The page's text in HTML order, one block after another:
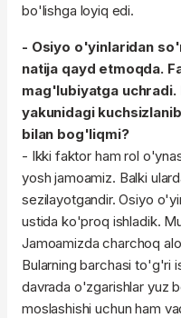
bo'lishga loyiq edi.
- Osiyo o'yinlaridan
natija qayd etmoqda.
mag'lubiyatga uchradi.
yakunidagi
bilan bog'liqmi?
- Ikki faktor ham rol
yosh jamoamiz. Balki
sezilayotgandir. Osiyo
ustida ko'proq ishladik.
Jamoamizda charchoq
Bularning barchasi to'g'ri
davrada o'zgarishlar yuz
moslashishi uchun ham